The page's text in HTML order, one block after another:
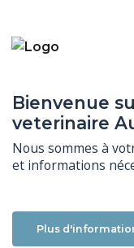
Bienvenue
veterinaire
Nous sommes à
et informations
Plus